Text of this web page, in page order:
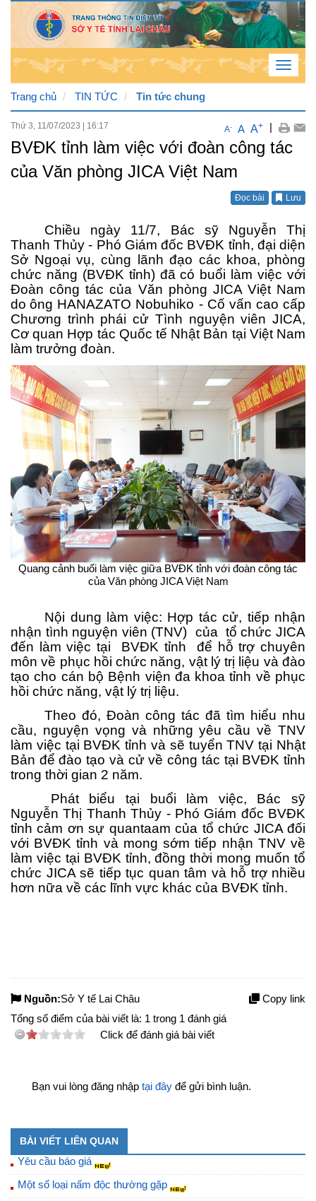
Thứ
7 , 8
/ 8 /
PM
Toggle
Trang chủ
TIN TỨC Tin tức chung
Thứ 3, 11/07/2023 16:17 A- A A+ |
BVĐK tỉnh làm việc với đoàn công tác
của Văn phòng JICA Việt Nam
Đọc bài Lưu
Chiều ngày 11/7, Bác sỹ Nguyễn Thị
Thanh Thủy - Phó Giám đốc BVĐK tỉnh, đại diện
Sở Ngoại vụ, cùng lãnh đạo các khoa, phòng
chức năng (BVĐK tỉnh) đã có buổi làm việc với
Đoàn công tác của Văn phòng JICA Việt Nam
do ông HANAZATO Nobuhiko - Cố vấn cao cấp
Chương trình phái cử Tình nguyện viên JICA,
Cơ quan Hợp tác Quốc tế Nhật Bản tại Việt Nam
làm trưởng đoàn.
Quang cảnh buổi làm việc giữa BVĐK tỉnh với đoàn công tác
của Văn phòng JICA Việt Nam
Nội dung làm việc: Hợp tác cử, tiếp nhận
nhận tình nguyện viên (TNV) của tổ chức JICA
đến làm việc tại BVĐK tỉnh để hỗ trợ chuyên
môn về phục hồi chức năng, vật lý trị liệu và đào
tạo cho cán bộ Bệnh viện đa khoa tỉnh về phục
hồi chức năng, vật lý trị liệu.
Theo đó, Đoàn công tác đã tìm hiểu nhu
cầu, nguyện vọng và những yêu cầu về TNV
làm việc tại BVĐK tỉnh và sẽ tuyển TNV tại Nhật
Bản để đào tạo và cử về công tác tại BVĐK tỉnh
trong thời gian 2 năm.
Phát biểu tại buổi làm việc, Bác sỹ
Nguyễn Thị Thanh Thủy - Phó Giám đốc BVĐK
tỉnh cảm ơn sự quantaam của tổ chức JICA đối
với BVĐK tỉnh và mong sớm tiếp nhận TNV về
làm việc tại BVĐK tỉnh, đồng thời mong muốn tổ
chức JICA sẽ tiếp tục quan tâm và hỗ trợ nhiều
hơn nữa về các lĩnh vực khác của BVĐK tỉnh.
Nguồn:Sở Y tế Lai Châu
Copy link
Tổng số điểm của bài viết là: 1 trong 1 đánh giá
Click để đánh giá bài viết
Bạn vui lòng đăng nhập tại đây để gửi bình luận.
BÀI VIẾT LIÊN QUAN
Yêu cầu báo giá
Một số loại nấm độc thường gặp